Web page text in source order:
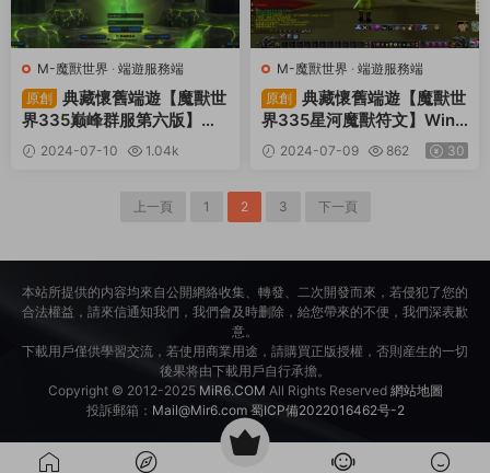
M-魔獸世界 · 端遊服務端
原創
典藏懷舊端遊【魔獸世
界335巅峰群服第六版】Wi
n一鍵服務端+PC客戶端+網
頁注冊+GM指令教程+視頻
2024-07-10
1.04k
M-魔獸世界 · 端遊服務端
原創
典藏懷舊端遊【魔獸世
界335星河魔獸符文】Win
一鍵服務端+PC客戶端+網
頁注冊+GM指令教程+視頻
2024-07-09 862 30
上一頁 1 2 3 下一頁
本站所提供的内容均來自公開網絡收集、轉發、二次開發而來，若侵犯了您的
合法權益，請來信通知我們，我們會及時删除，給您帶來的不便，我們深表歉
意。
下載用戶僅供學習交流，若使用商業用途，請購買正版授權，否則産生的一切
後果将由下載用戶自行承擔。
Copyright © 2012-2025 MiR6.COM All Rights Reserved 網站地圖
投訴郵箱： Mail@Mir6.com 蜀ICP備2022016462号-2